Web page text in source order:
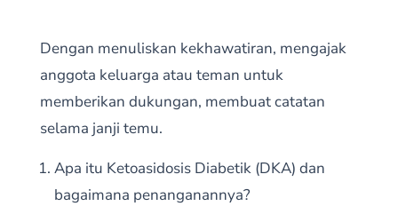
Dengan menuliskan kekhawatiran, mengajak
anggota keluarga atau teman untuk
memberikan dukungan, membuat catatan
selama janji temu.
Apa itu Ketoasidosis Diabetik (DKA) dan
bagaimana penanganannya?